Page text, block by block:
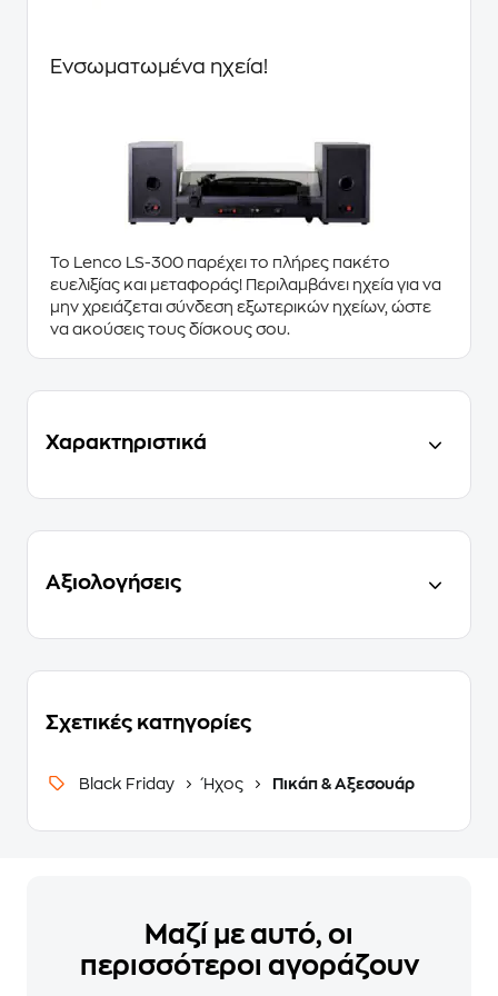
Ενσωματωμένα ηχεία!
Το Lenco LS-300 παρέχει το πλήρες πακέτο
ευελιξίας και μεταφοράς! Περιλαμβάνει ηχεία για να
μην χρειάζεται σύνδεση εξωτερικών ηχείων, ώστε
να ακούσεις τους δίσκους σου.
Χαρακτηριστικά
Αξιολογήσεις
Σχετικές κατηγορίες
Black Friday Ήχος Πικάπ & Αξεσουάρ
Μαζί με αυτό, οι
περισσότεροι αγοράζουν